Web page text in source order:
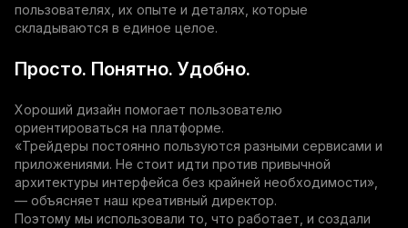
пользователях, их опыте и деталях, которые
складываются в единое целое.
Просто. Понятно. Удобно.
Хороший дизайн помогает пользователю
ориентироваться на платформе.
«Трейдеры постоянно пользуются разными сервисами и
приложениями. Не стоит идти против привычной
архитектуры интерфейса без крайней необходимости»,
— объясняет наш креативный директор.
Поэтому мы использовали то, что работает, и создали